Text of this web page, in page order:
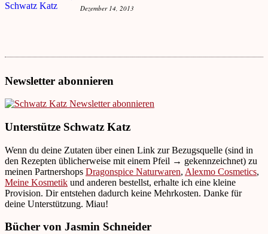
Dezember 14, 2013
Newsletter abonnieren
Unterstütze Schwatz Katz
Wenn du deine Zutaten über einen Link zur Bezugsquelle (sind in
den Rezepten üblicherweise mit einem Pfeil → gekennzeichnet) zu
meinen Partnershops Dragonspice Naturwaren, Alexmo Cosmetics,
Meine Kosmetik und anderen bestellst, erhalte ich eine kleine
Provision. Dir entstehen dadurch keine Mehrkosten. Danke für
deine Unterstützung. Miau!
Bücher von Jasmin Schneider